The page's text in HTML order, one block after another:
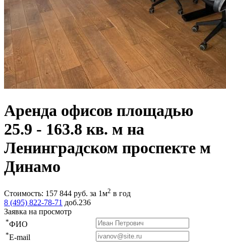
Аренда офисов площадью
25.9 - 163.8 кв. м на
Ленинградском проспекте м
Динамо
Стоимость: 157 844 руб. за 1м2 в год
8 (495) 822-78-71 доб.236
Заявка на просмотр
*ФИО
*E-mail